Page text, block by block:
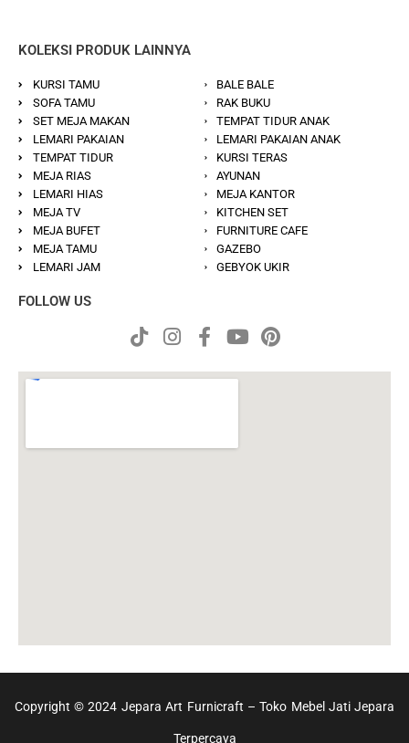
KOLEKSI PRODUK LAINNYA
KURSI TAMU
SOFA TAMU
SET MEJA MAKAN
LEMARI PAKAIAN
TEMPAT TIDUR
MEJA RIAS
LEMARI HIAS
MEJA TV
MEJA BUFET
MEJA TAMU
LEMARI JAM
BALE BALE
RAK BUKU
TEMPAT TIDUR ANAK
LEMARI PAKAIAN ANAK
KURSI TERAS
AYUNAN
MEJA KANTOR
KITCHEN SET
FURNITURE CAFE
GAZEBO
GEBYOK UKIR
FOLLOW US
Copyright © 2024 Jepara Art Furnicraft – Toko Mebel Jati Jepara
Terpercaya